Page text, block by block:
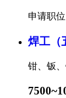
申请职位
焊工（
钳、钣